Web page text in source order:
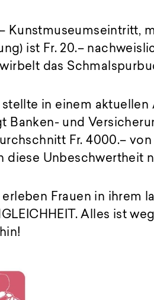
Kunstmuseumseintritt,
ist Fr. 20.–
das
stellte in einem
Banken- und
Fr. 4000.–
diese Unbeschwertheit
erleben Frauen in ihrem
Alles ist